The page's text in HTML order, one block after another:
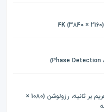
رزولوشن (2160 × 3840) 4K با سرعت 30 فریم بر ثانیه، رزولوشن (1080 ×